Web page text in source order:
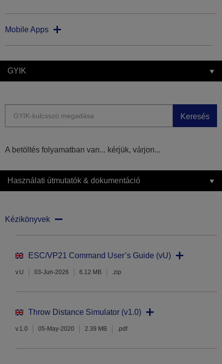
Mobile Apps
GYIK
Keresés
A betöltés folyamatban van... kérjük, várjon...
Használati útmutatók & dokumentáció
Kézikönyvek
ESC/VP21 Command User’s Guide (vU)
v.U 03-Jun-2026 6.12 MB .zip
Throw Distance Simulator (v1.0)
v.1.0 05-May-2020 2.39 MB .pdf